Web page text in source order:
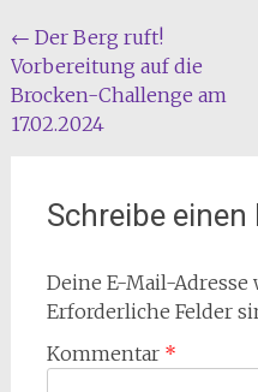
Beitragsnavigation
← Der Berg ruft!
Vorbereitung auf die
Brocken-Challenge am
17.02.2024
Schreibe
Deine E-Mail-
Erforderliche Felder
Kommentar *